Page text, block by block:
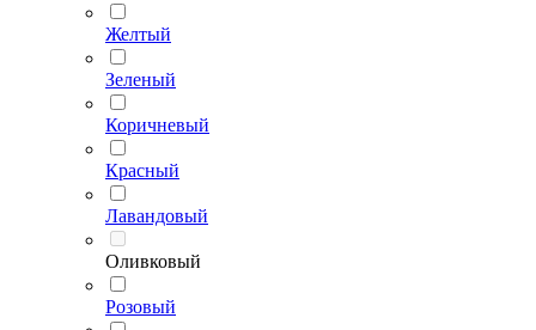
Желтый
Зеленый
Коричневый
Красный
Лавандовый
Оливковый
Розовый